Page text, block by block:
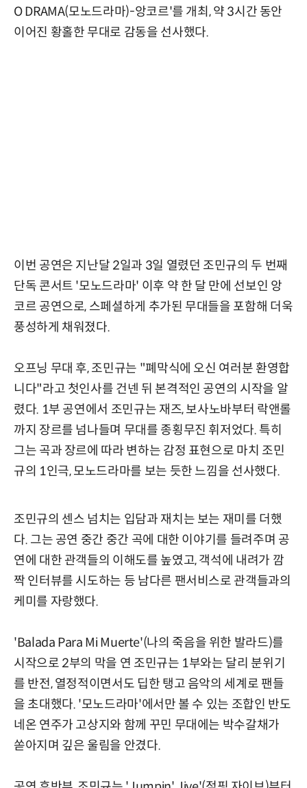
O DRAMA(모노드라마)-앙코르'를 개최, 약 3시간 동안
이어진 황홀한 무대로 감동을 선사했다.
이번 공연은 지난달 2일과 3일 열렸던 조민규의 두 번째
단독 콘서트 '모노드라마' 이후 약 한 달 만에 선보인 앙
코르 공연으로, 스페셜하게 추가된 무대들을 포함해 더욱
풍성하게 채워졌다.
오프닝 무대 후, 조민규는 "폐막식에 오신 여러분 환영합
니다"라고 첫인사를 건넨 뒤 본격적인 공연의 시작을 알
렸다. 1부 공연에서 조민규는 재즈, 보사노바부터 락앤롤
까지 장르를 넘나들며 무대를 종횡무진 휘저었다. 특히
그는 곡과 장르에 따라 변하는 감정 표현으로 마치 조민
규의 1인극, 모노드라마를 보는 듯한 느낌을 선사했다.
조민규의 센스 넘치는 입담과 재치는 보는 재미를 더했
다. 그는 공연 중간 중간 곡에 대한 이야기를 들려주며 공
연에 대한 관객들의 이해도를 높였고, 객석에 내려가 깜
짝 인터뷰를 시도하는 등 남다른 팬서비스로 관객들과의
케미를 자랑했다.
'Balada Para Mi Muerte'(나의 죽음을 위한 발라드)를
시작으로 2부의 막을 연 조민규는 1부와는 달리 분위기
를 반전, 열정적이면서도 딥한 탱고 음악의 세계로 팬들
을 초대했다. '모노드라마'에서만 볼 수 있는 조합인 반도
네온 연주가 고상지와 함께 꾸민 무대에는 박수갈채가
쏟아지며 깊은 울림을 안겼다.